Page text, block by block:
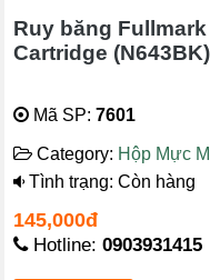
Ruy băng
Cartridge (N643BK)
Mã SP:7601
Category: Hộp Mực
Tình trạng: Còn hàng
145,000đ
Hotline:0903931415